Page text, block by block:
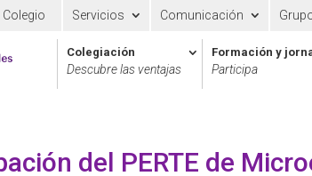
Colegio Servicios Comunicación
Colegiación
Descubre las ventajas
Formación y
Participa
del PERTE de